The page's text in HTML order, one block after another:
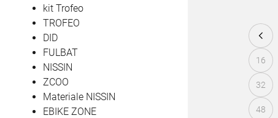
16
32
48
kit Trofeo
TROFEO
DID
FULBAT
NISSIN
ZCOO
Materiale NISSIN
EBIKE ZONE